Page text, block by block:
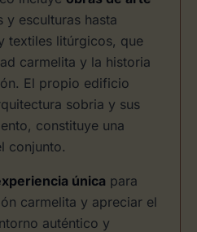
y esculturas hasta
textiles litúrgicos, que
carmelita y la historia
El propio edificio
sobria y sus
constituye una
conjunto.
única para
carmelita y apreciar el
auténtico y